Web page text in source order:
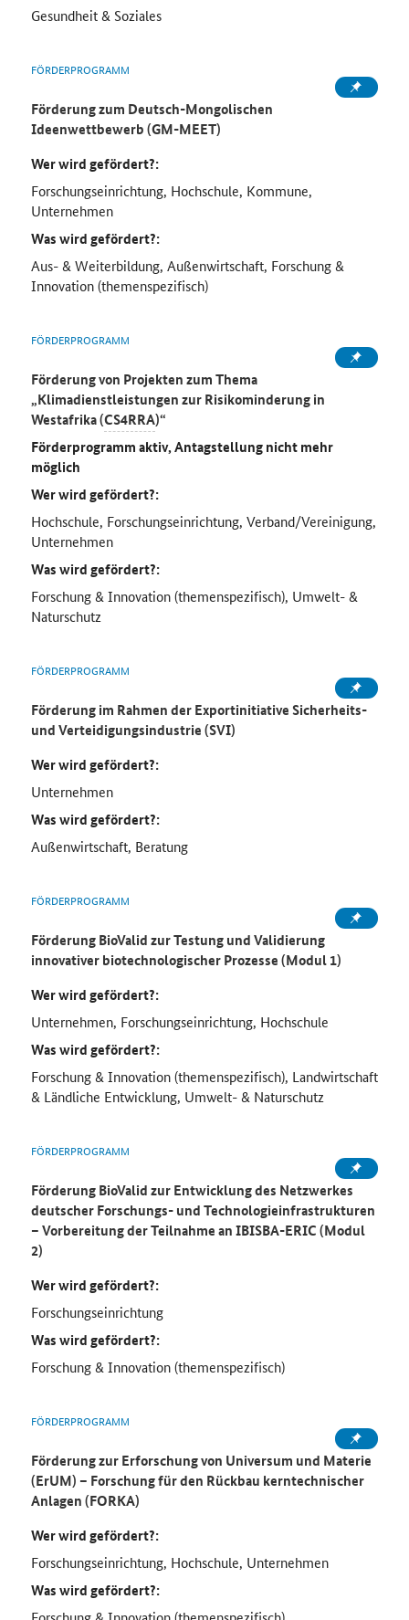
Gesundheit & Soziales
FÖRDERPROGRAMM
Förderung zum Deutsch-Mongolischen
Ideenwettbewerb (GM-MEET)
Wer wird gefördert?:
Forschungseinrichtung, Hochschule, Kommune,
Unternehmen
Was wird gefördert?:
Aus- & Weiterbildung, Außenwirtschaft, Forschung &
Innovation (themenspezifisch)
FÖRDERPROGRAMM
Förderung von Projekten zum Thema
„Klimadienstleistungen zur Risikominderung in
Westafrika (CS4RRA)“
Förderprogramm aktiv, Antagstellung nicht mehr
möglich
Wer wird gefördert?:
Hochschule, Forschungseinrichtung, Verband/Vereinigung,
Unternehmen
Was wird gefördert?:
Forschung & Innovation (themenspezifisch), Umwelt- &
Naturschutz
FÖRDERPROGRAMM
Förderung im Rahmen der Exportinitiative Sicherheits-
und Verteidigungsindustrie (SVI)
Wer wird gefördert?:
Unternehmen
Was wird gefördert?:
Außenwirtschaft, Beratung
FÖRDERPROGRAMM
Förderung BioValid zur Testung und Validierung
innovativer biotechnologischer Prozesse (Modul 1)
Wer wird gefördert?:
Unternehmen, Forschungseinrichtung, Hochschule
Was wird gefördert?:
Forschung & Innovation (themenspezifisch), Landwirtschaft
& Ländliche Entwicklung, Umwelt- & Naturschutz
FÖRDERPROGRAMM
Förderung BioValid zur Entwicklung des Netzwerkes
deutscher Forschungs- und Technologieinfrastrukturen
– Vorbereitung der Teilnahme an IBISBA-ERIC (Modul
2)
Wer wird gefördert?:
Forschungseinrichtung
Was wird gefördert?:
Forschung & Innovation (themenspezifisch)
FÖRDERPROGRAMM
Förderung zur Erforschung von Universum und Materie
(ErUM) – Forschung für den Rückbau kerntechnischer
Anlagen (FORKA)
Wer wird gefördert?:
Forschungseinrichtung, Hochschule, Unternehmen
Was wird gefördert?: